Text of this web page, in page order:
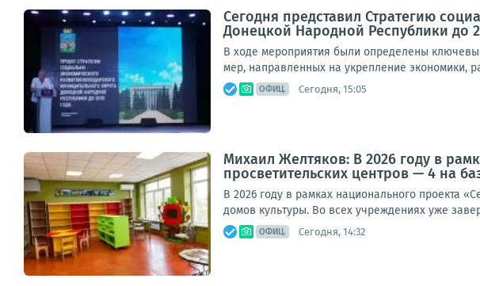
Сегодня представил Стратегию
Донецкой Народной Республики до
В ходе мероприятия были определены
мер, направленных на укрепление экономики,
ОФИЦ. Сегодня, 15:05
Михаил Желтяков: В 2026 году в
просветительских центров — 4 на
В 2026 году в рамках национального проекта
домов культуры. Во всех учреждениях уже
ОФИЦ. Сегодня, 14:32